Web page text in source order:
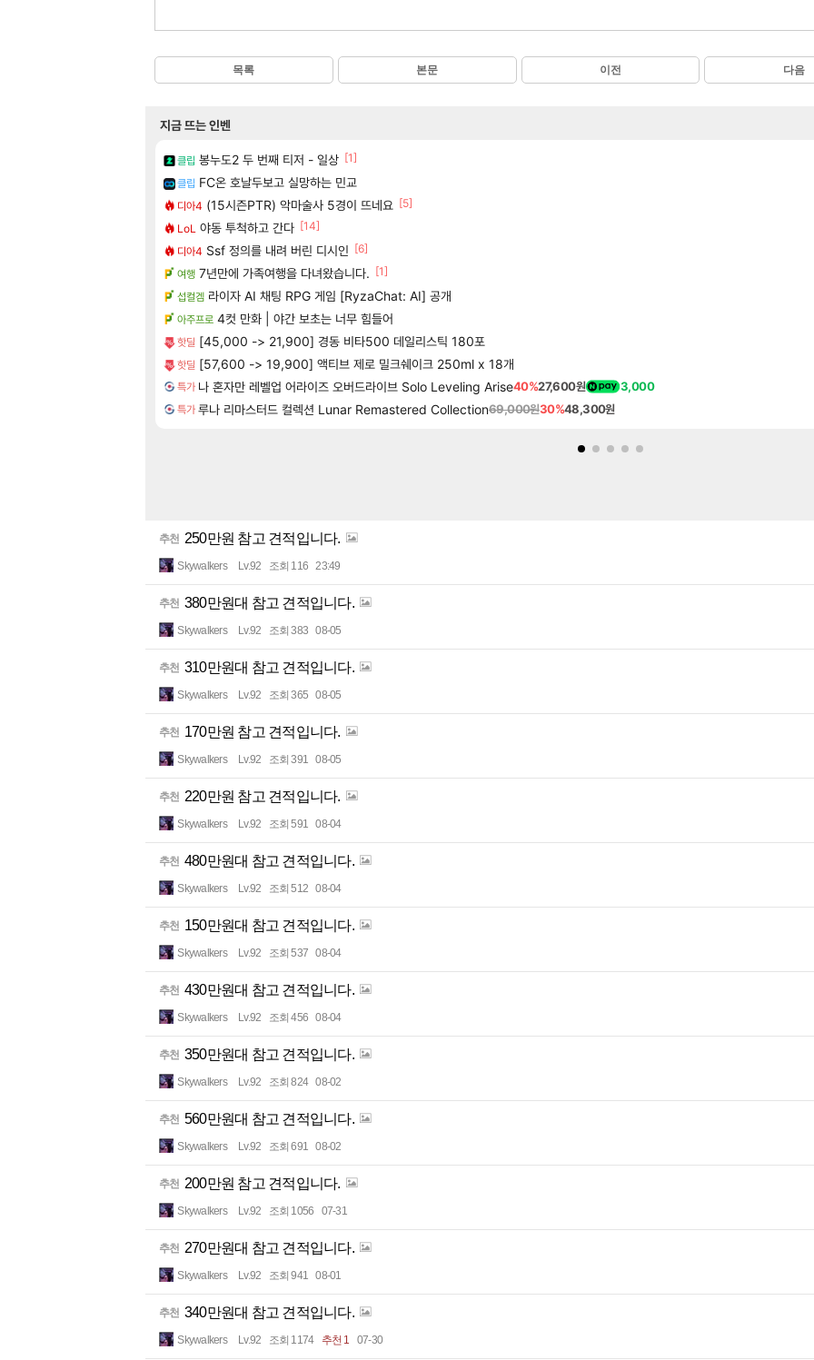
목록 본문 이전 다음
지금 뜨는 인벤
클립 봉누도2 두 번째 티저 - 일상 [1]
클립 FC온 호날두보고 실망하는 민교
디아4 (15시즌PTR) 악마술사 5경이 뜨네요 [5]
LoL 야동 투척하고 간다 [14]
디아4 Ssf 정의를 내려 버린 디시인 [6]
여행 7년만에 가족여행을 다녀왔습니다. [1]
섭컬겜 라이자 AI 채팅 RPG 게임 [RyzaChat: AI] 공개
아주프로 4컷 만화 | 야간 보초는 너무 힘들어
핫딜 [45,000 -> 21,900] 경동 비타500 데일리스틱 180포
핫딜 [57,600 -> 19,900] 액티브 제로 밀크쉐이크 250ml x 18개
특가 나 혼자만 레벨업 어라이즈 오버드라이브 Solo Leveling Arise40%27,600원 3,000
특가 루나 리마스터드 컬렉션 Lunar Remastered Collection69,000원30%48,300원
추천 250만원 참고 견적입니다.
Skywalkers Lv.92 조회 116 23:49
추천 380만원대 참고 견적입니다.
Skywalkers Lv.92 조회 383 08-05
추천 310만원대 참고 견적입니다.
Skywalkers Lv.92 조회 365 08-05
추천 170만원 참고 견적입니다.
Skywalkers Lv.92 조회 391 08-05
추천 220만원 참고 견적입니다.
Skywalkers Lv.92 조회 591 08-04
추천 480만원대 참고 견적입니다.
Skywalkers Lv.92 조회 512 08-04
추천 150만원대 참고 견적입니다.
Skywalkers Lv.92 조회 537 08-04
추천 430만원대 참고 견적입니다.
Skywalkers Lv.92 조회 456 08-04
추천 350만원대 참고 견적입니다.
Skywalkers Lv.92 조회 824 08-02
추천 560만원대 참고 견적입니다.
Skywalkers Lv.92 조회 691 08-02
추천 200만원 참고 견적입니다.
Skywalkers Lv.92 조회 1056 07-31
추천 270만원대 참고 견적입니다.
Skywalkers Lv.92 조회 941 08-01
추천 340만원대 참고 견적입니다.
Skywalkers Lv.92 조회 1174 추천 1 07-30